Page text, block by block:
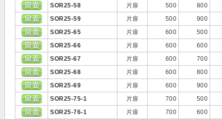
SOR25-58
片扉 500
800
SOR25-59
片扉 500
900
SOR25-65
片扉 600
500
SOR25-66
片扉 600
600
SOR25-67
片扉 600
700
SOR25-68
片扉 600
800
SOR25-69
片扉 600
900
SOR25-75-1
片扉 700
500
SOR25-76-1
片扉 700
600